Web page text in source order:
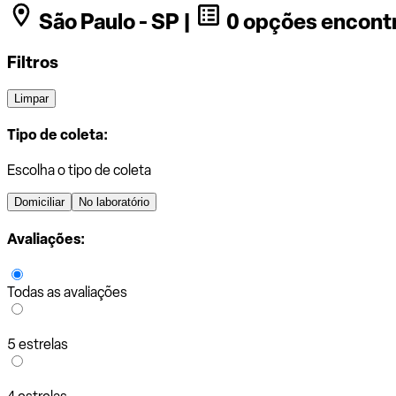
São Paulo - SP |
0 opções
Filtros
Limpar
Tipo de coleta:
Escolha o tipo de coleta
Domiciliar No laboratório
Avaliações:
Todas as avaliações
5 estrelas